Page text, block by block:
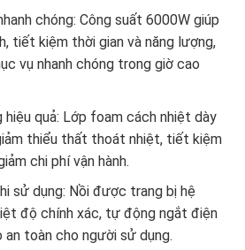
chóng: Công suất 6000W giúp
tiết kiệm thời gian và năng lượng,
vụ nhanh chóng trong giờ cao
hiệu quả: Lớp foam cách nhiệt dày
thiểu thất thoát nhiệt, tiết kiệm
chi phí vận hành.
sử dụng: Nồi được trang bị hệ
độ chính xác, tự động ngắt điện
an toàn cho người sử dụng.